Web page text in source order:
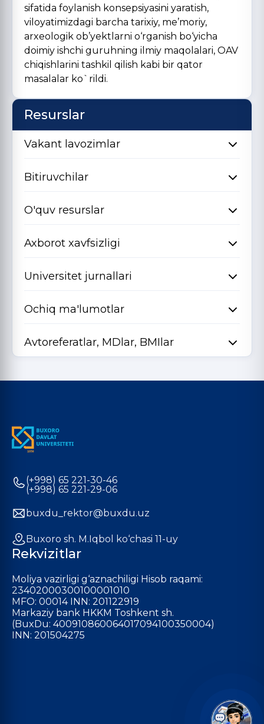
sifatida foylanish konsepsiyasini yaratish,
viloyatimizdagi barcha tarixiy, me’moriy,
arxeologik ob’yektlarni o‘rganish bo‘yicha
doimiy ishchi guruhning ilmiy maqolalari, OAV
chiqishlarini tashkil qilish kabi bir qator
masalalar ko`rildi.
Resurslar
Vakant lavozimlar
Bitiruvchilar
O'quv resurslar
Axborot xavfsizligi
Universitet jurnallari
Ochiq ma'lumotlar
Avtoreferatlar, MDlar, BMIlar
(+998) 65 221-30-46
(+998) 65 221-29-06
buxdu_rektor@buxdu.uz
Buxoro sh. M.Iqbol ko‘chasi 11-uy
Rekvizitlar
Moliya vazirligi g‘aznachiligi Hisob raqami:
23402000300100001010
MFO: 00014 INN: 201122919
Markaziy bank HKKM Toshkent sh.
(BuxDu: 400910860064017094100350004)
INN: 201504275